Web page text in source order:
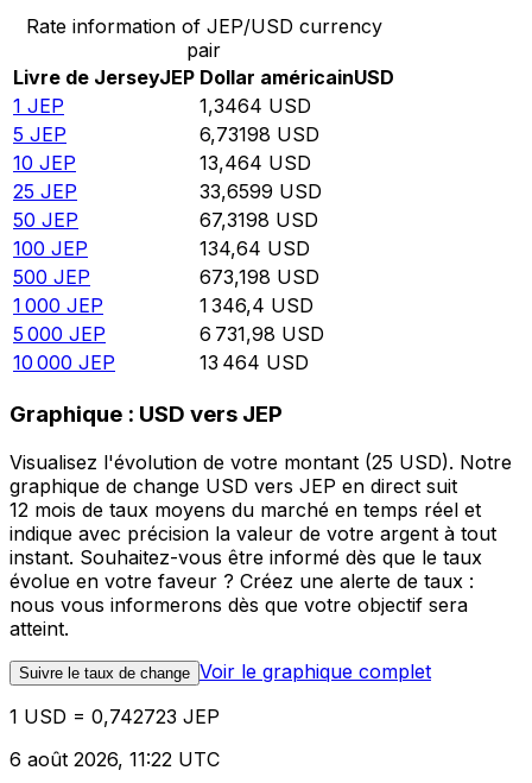
Rate information of JEP/USD currency
pair
Livre de JerseyJEP Dollar américainUSD
1 JEP 1,3464 USD
5 JEP 6,73198 USD
10 JEP 13,464 USD
25 JEP 33,6599 USD
50 JEP 67,3198 USD
100 JEP 134,64 USD
500 JEP 673,198 USD
1 000 JEP 1 346,4 USD
5 000 JEP 6 731,98 USD
10 000 JEP 13 464 USD
Graphique : USD vers JEP
Visualisez l'évolution de votre montant (25 USD). Notre
graphique de change USD vers JEP en direct suit
12 mois de taux moyens du marché en temps réel et
indique avec précision la valeur de votre argent à tout
instant. Souhaitez-vous être informé dès que le taux
évolue en votre faveur ? Créez une alerte de taux :
nous vous informerons dès que votre objectif sera
atteint.
Suivre le taux de change Voir le graphique complet
1 USD = 0,742723 JEP
6 août 2026, 11:22 UTC